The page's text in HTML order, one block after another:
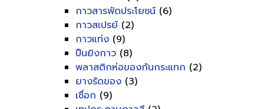
กาวสารพัดประโยชน์ (6)
กาวสเปรย์ (2)
กาวแท่ง (9)
ปืนยิงกาว (8)
พลาสติกห่อของกันกระแทก (2)
ยางรัดของ (3)
เชื่อก (9)